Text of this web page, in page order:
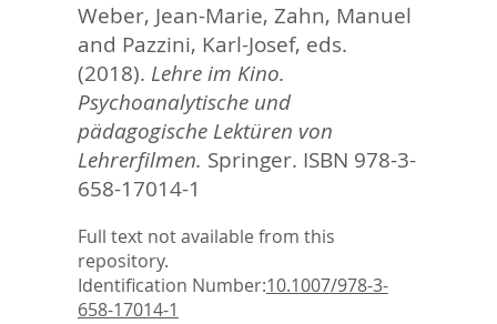
hier:
Weber, Jean-Marie, Zahn, Manuel
and Pazzini, Karl-Josef, eds.
(2018). Lehre im Kino.
Psychoanalytische und
pädagogische Lektüren von
Lehrerfilmen. Springer. ISBN 978-3-
658-17014-1
Full text not available from this
repository.
Identification Number:10.1007/978-3-
658-17014-1